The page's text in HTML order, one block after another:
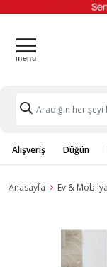
Alışveriş Düğün
Anasayfa Ev & Mobilya